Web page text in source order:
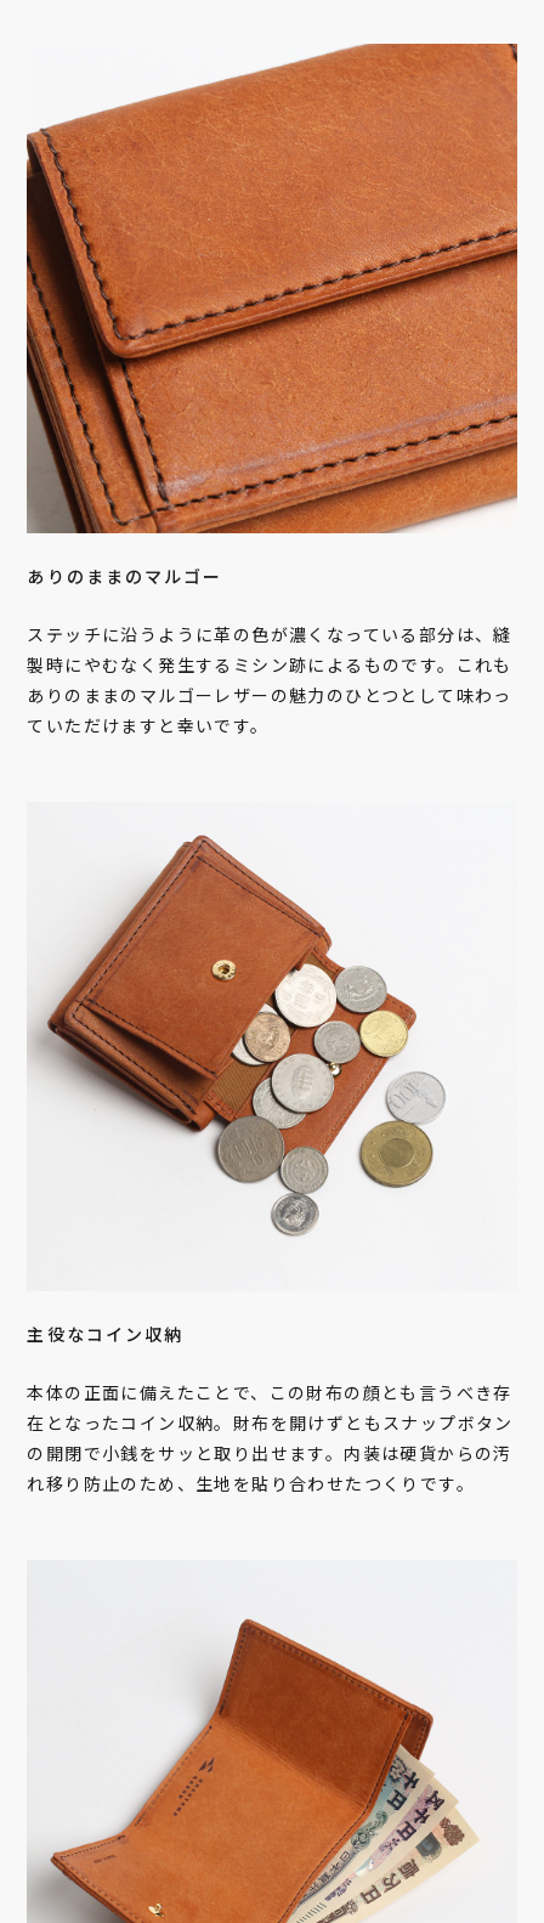
ありのままのマルゴー
ステッチに沿うように革の色が濃くなっている部分は、縫
製時にやむなく発生するミシン跡によるものです。これも
ありのままのマルゴーレザーの魅力のひとつとして味わっ
ていただけますと幸いです。
主役なコイン収納
本体の正面に備えたことで、この財布の顔とも言うべき存
在となったコイン収納。財布を開けずともスナップボタン
の開閉で小銭をサッと取り出せます。内装は硬貨からの汚
れ移り防止のため、生地を貼り合わせたつくりです。